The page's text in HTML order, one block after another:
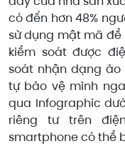
có đến hơn 48%
sử dụng mật mã để
kiểm soát được
soát nhận dạng
tự bảo vệ mình
qua Infographic
riêng tư trên
smartphone có thể